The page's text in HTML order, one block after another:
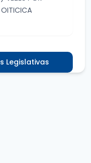
OITICICA
Legislativas